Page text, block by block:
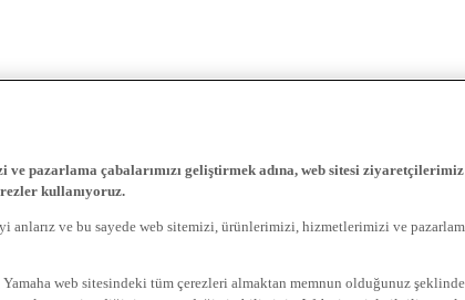
pazarlama çabalarımızı geliştirmek adına, web sitesi ziyaretçilerimiz
kullanıyoruz.
anlarız ve bu sayede web sitemizi, ürünlerimizi, hizmetlerimizi ve
Yamaha web sitesindeki tüm çerezleri almaktan memnun olduğunuz şeklinde